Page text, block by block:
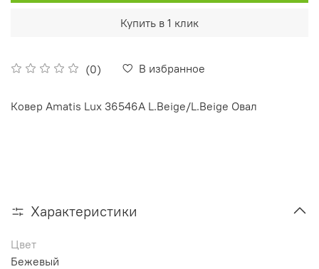
(0) В избранное
Купить в 1 клик
Ковер Amatis Lux 36546A L.Beige/L.Beige Овал
Характеристики
Цвет
Бежевый